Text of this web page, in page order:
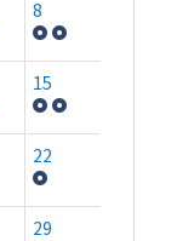
8
15
22
29